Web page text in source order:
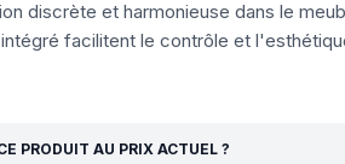
discrète et harmonieuse dans le
facilitent le contrôle et
PRODUIT AU PRIX ACTUEL ?